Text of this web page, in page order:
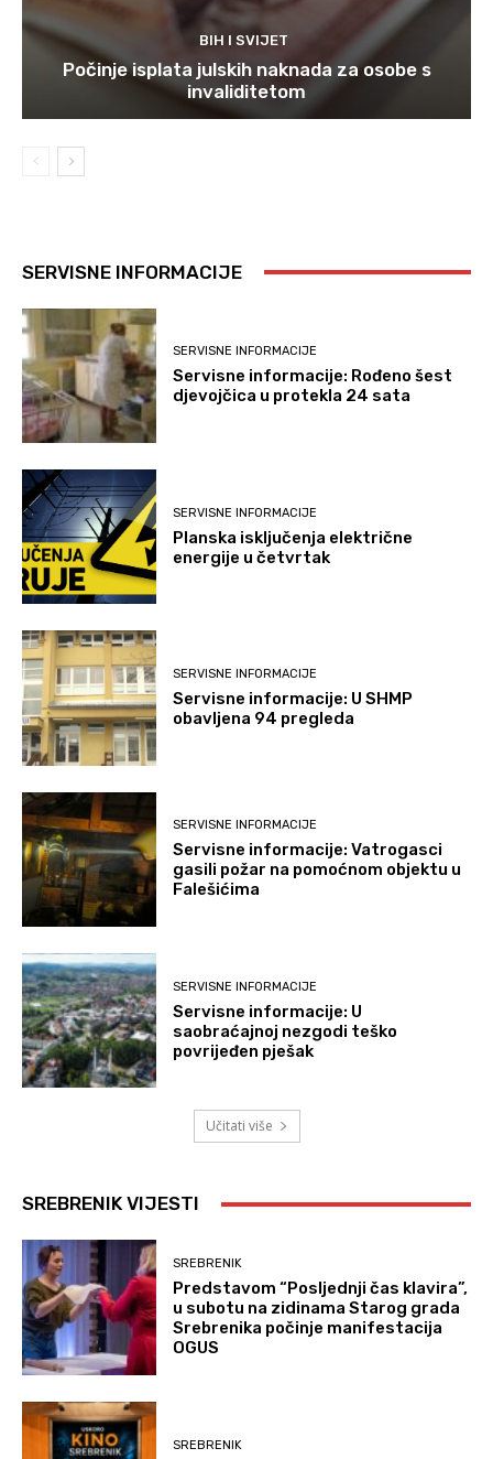
BIH I SVIJET
Počinje isplata julskih naknada za osobe s
invaliditetom
SERVISNE INFORMACIJE
SERVISNE INFORMACIJE
Servisne informacije: Rođeno šest
djevojčica u protekla 24 sata
SERVISNE INFORMACIJE
Planska isključenja električne
energije u četvrtak
SERVISNE INFORMACIJE
Servisne informacije: U SHMP
obavljena 94 pregleda
SERVISNE INFORMACIJE
Servisne informacije: Vatrogasci
gasili požar na pomoćnom objektu u
Falešićima
SERVISNE INFORMACIJE
Servisne informacije: U
saobraćajnoj nezgodi teško
povrijeđen pješak
Učitati više
SREBRENIK VIJESTI
SREBRENIK
Predstavom “Posljednji čas klavira”,
u subotu na zidinama Starog grada
Srebrenika počinje manifestacija
OGUS
SREBRENIK